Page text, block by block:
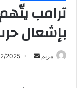
ترامب
بإشعال
مريم
أرسل 2025